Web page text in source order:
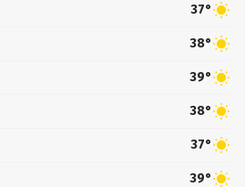
37°
38°
39°
38°
37°
39°